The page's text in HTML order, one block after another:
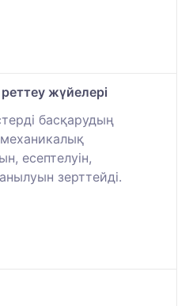
жүйелері
басқарудың
есептелуін,
зерттейді.